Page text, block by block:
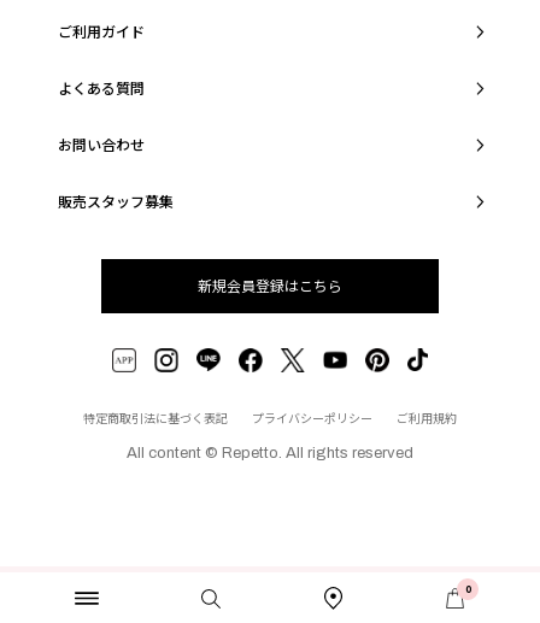
0
ご利用ガイド
よくある質問
お問い合わせ
販売スタッフ募集
新規会員登録はこちら
特定商取引法に基づく表記 プライバシーポリシー ご利用規約
All content © Repetto. All rights reserved